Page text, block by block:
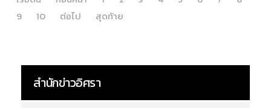
9
10 ต่อไป สุดท้าย
สำนักข่าวอิศรา